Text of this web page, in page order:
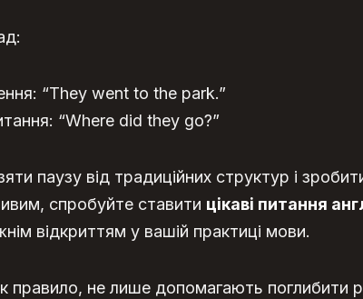
“They went to the park.”
“Where did they go?”
паузу від традиційних структур і
спробуйте ставити цікаві питання
відкриттям у вашій практиці мови.
правило, не лише допомагають поглибити